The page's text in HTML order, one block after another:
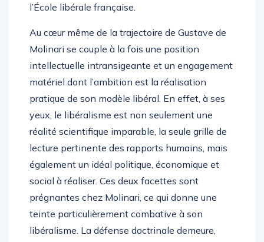
l’École libérale française.
Au cœur même de la trajectoire de Gustave de
Molinari se couple à la fois une position
intellectuelle intransigeante et un engagement
matériel dont l’ambition est la réalisation
pratique de son modèle libéral. En effet, à ses
yeux, le libéralisme est non seulement une
réalité scientifique imparable, la seule grille de
lecture pertinente des rapports humains, mais
également un idéal politique, économique et
social à réaliser. Ces deux facettes sont
prégnantes chez Molinari, ce qui donne une
teinte particulièrement combative à son
libéralisme. La défense doctrinale demeure,